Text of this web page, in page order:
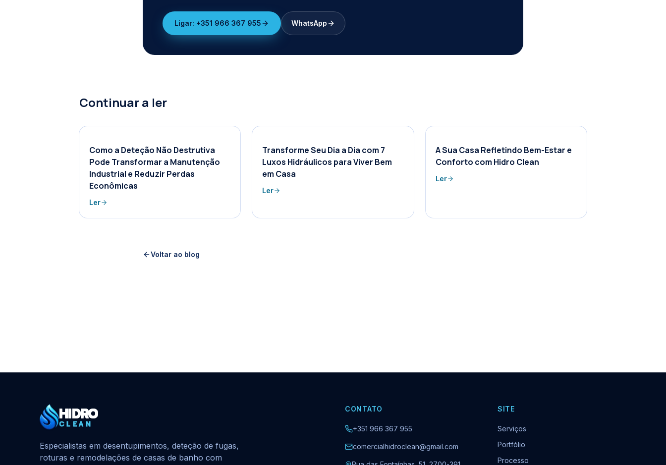
Ligar: +351 966 367 955 WhatsApp
Continuar a ler
Como a Deteção Não Destrutiva
Pode Transformar a Manutenção
Industrial e Reduzir Perdas
Econômicas
Ler
Transforme Seu Dia a Dia com 7
Luxos Hidráulicos para Viver Bem
em Casa
Ler
A Sua Casa Refletindo Bem-Estar e
Conforto com Hidro Clean
Ler
Voltar ao blog
HIDRO
CLEAN
HidroClean Canalizações
Especialistas em desentupimentos, deteção de fugas,
roturas e remodelações de casas de banho com
CONTATO
+351 966 367 955
comercialhidroclean@gmail.com
SITE
Serviços
Portfólio
Processo